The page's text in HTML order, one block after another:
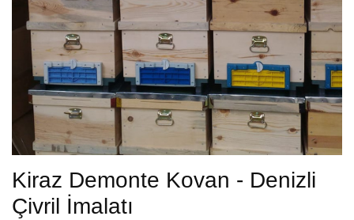
Kiraz Demonte Kovan - Denizli
Çivril İmalatı